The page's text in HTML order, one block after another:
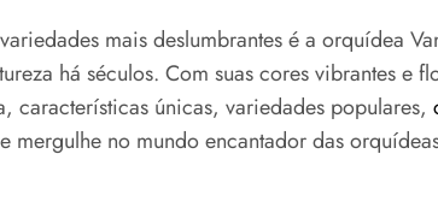
mais deslumbrantes é a orquídea
há séculos. Com suas cores vibrantes e
características únicas, variedades populares,
mergulhe no mundo encantador das